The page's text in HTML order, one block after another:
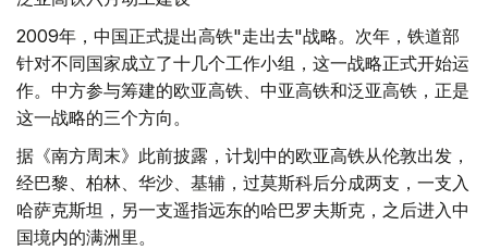
2009年，中国正式提出高铁"走出去"战略。次年，铁道部
针对不同国家成立了十几个工作小组，这一战略正式开始运
作。中方参与筹建的欧亚高铁、中亚高铁和泛亚高铁，正是
这一战略的三个方向。
据《南方周末》此前披露，计划中的欧亚高铁从伦敦出发，
经巴黎、柏林、华沙、基辅，过莫斯科后分成两支，一支入
哈萨克斯坦，另一支遥指远东的哈巴罗夫斯克，之后进入中
国境内的满洲里。